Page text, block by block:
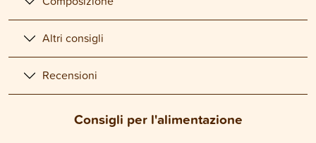
Altri consigli
Recensioni
Consigli per l'alimentazione